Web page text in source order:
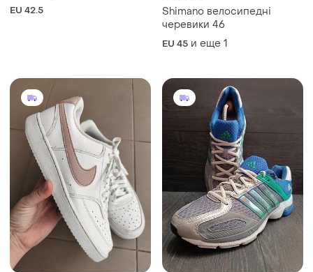
EU 42.5
Shimano велосипедні
черевики 46
EU 45 и еще 1